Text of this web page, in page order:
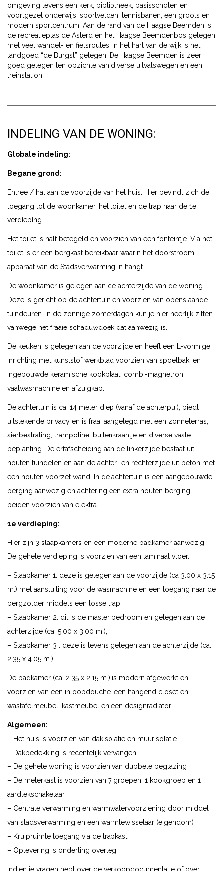
omgeving tevens een kerk, bibliotheek, basisscholen en
voortgezet onderwijs, sportvelden, tennisbanen, een groots en
modern sportcentrum. Aan de rand van de Haagse Beemden is
de recreatieplas de Asterd en het Haagse Beemdenbos gelegen
met veel wandel- en fietsroutes. In het hart van de wijk is het
landgoed “de Burgst” gelegen. De Haagse Beemden is zeer
goed gelegen ten opzichte van diverse uitvalswegen en een
treinstation.
INDELING VAN DE WONING:
Globale indeling:
Begane grond:
Entree / hal aan de voorzijde van het huis. Hier bevindt zich de
toegang tot de woonkamer, het toilet en de trap naar de 1e
verdieping.
Het toilet is half betegeld en voorzien van een fonteintje. Via het
toilet is er een bergkast bereikbaar waarin het doorstroom
apparaat van de Stadsverwarming in hangt.
De woonkamer is gelegen aan de achterzijde van de woning.
Deze is gericht op de achtertuin en voorzien van openslaande
tuindeuren. In de zonnige zomerdagen kun je hier heerlijk zitten
vanwege het fraaie schaduwdoek dat aanwezig is.
De keuken is gelegen aan de voorzijde en heeft een L-vormige
inrichting met kunststof werkblad voorzien van spoelbak, en
ingebouwde keramische kookplaat, combi-magnetron,
vaatwasmachine en afzuigkap.
De achtertuin is ca. 14 meter diep (vanaf de achterpui), biedt
uitstekende privacy en is fraai aangelegd met een zonneterras,
sierbestrating, trampoline, buitenkraantje en diverse vaste
beplanting. De erfafscheiding aan de linkerzijde bestaat uit
houten tuindelen en aan de achter- en rechterzijde uit beton met
een houten voorzet wand. In de achtertuin is een aangebouwde
berging aanwezig en achtering een extra houten berging,
beiden voorzien van elektra.
1e verdieping:
Hier zijn 3 slaapkamers en een moderne badkamer aanwezig.
De gehele verdieping is voorzien van een laminaat vloer.
– Slaapkamer 1: deze is gelegen aan de voorzijde (ca 3.00 x 3.15
m.) met aansluiting voor de wasmachine en een toegang naar de
bergzolder middels een losse trap;
– Slaapkamer 2: dit is de master bedroom en gelegen aan de
achterzijde (ca. 5.00 x 3.00 m.);
– Slaapkamer 3 : deze is tevens gelegen aan de achterzijde (ca.
2.35 x 4.05 m.);
De badkamer (ca. 2.35 x 2.15 m.) is modern afgewerkt en
voorzien van een inloopdouche, een hangend closet en
wastafelmeubel, kastmeubel en een designradiator.
Algemeen:
– Het huis is voorzien van dakisolatie en muurisolatie.
– Dakbedekking is recentelijk vervangen.
– De gehele woning is voorzien van dubbele beglazing
– De meterkast is voorzien van 7 groepen, 1 kookgroep en 1
aardlekschakelaar
– Centrale verwarming en warmwatervoorziening door middel
van stadsverwarming en een warmtewisselaar (eigendom)
– Kruipruimte toegang via de trapkast
– Oplevering is onderling overleg
Indien je vragen hebt over de verkoopdocumentatie of over